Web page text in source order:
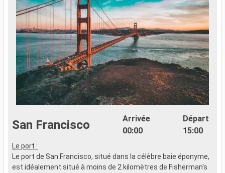
San Francisco
Arrivée
00:00
Départ
15:00
Le port :
Le port de San Francisco, situé dans la célèbre baie éponyme,
est idéalement situé à moins de 2 kilomètres de Fisherman's